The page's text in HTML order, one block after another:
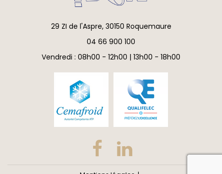
29 ZI de l'Aspre, 30150 Roquemaure
04 66 900 100
Vendredi : 08h00 - 12h00 | 13h00 - 18h00